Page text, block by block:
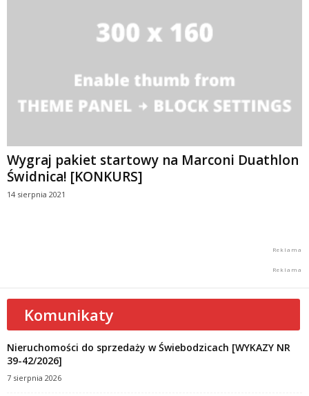
Wygraj pakiet startowy na Marconi Duathlon
Świdnica! [KONKURS]
14 sierpnia 2021
Komunikaty
Nieruchomości do sprzedaży w Świebodzicach [WYKAZY NR
39-42/2026]
7 sierpnia 2026